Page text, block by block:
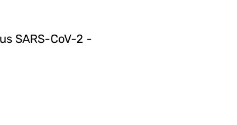
SARS-CoV-2 -